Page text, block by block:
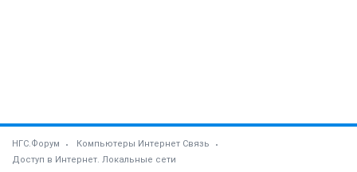
НГС.Форум
Компьютеры Интернет Связь
Доступ в Интернет. Локальные сети